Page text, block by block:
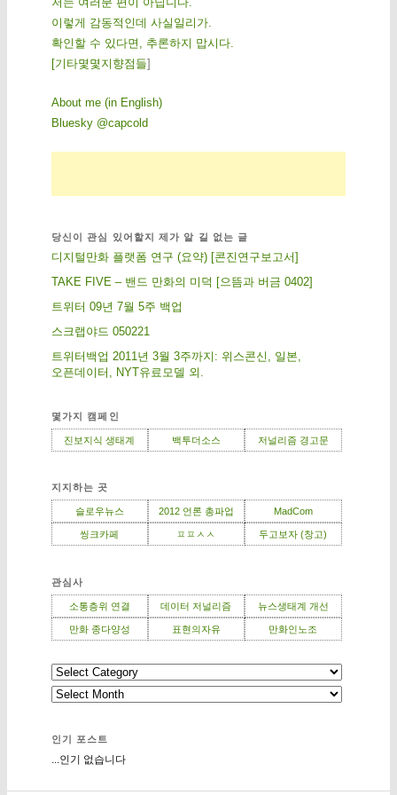
이렇게 감동적인데 사실일리가.
확인할 수 있다면, 추론하지 맙시다.
[기 타몇 몇 지 향점 들]
About me (in English)
Bluesky @capcold
당신이 관심 있어할지 제가 알 길 없는 글
디지털만화 플랫폼 연구 (요약) [콘진연구보고서]
TAKE FIVE – 밴드 만화의 미덕 [으뜸과 버금 0402]
트위터 09년 7월 5주 백업
스크랩야드 050221
트위터백업 2011년 3월 3주까지: 위스콘신, 일본,
오픈데이터, NYT유료모델 외.
몇가지 캠페인
진보지식 생태계 백투더소스 저널리즘 경고문
지지하는 곳
슬로우뉴스 2012 언론 총파업 MadCom
씽크카페 ㅍㅍㅅㅅ 두고보자 (창고)
관심사
소통층위 연결 데이터 저널리즘 뉴스생태계 개선
만화 종다양성 표현의자유 만화인노조
인기 포스트
...인기 없습니다